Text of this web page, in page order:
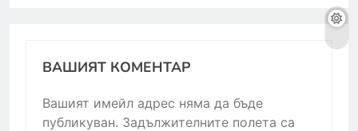
ВАШИЯТ КОМЕНТАР
Вашият имейл адрес няма да бъде
публикуван. Задължителните полета са